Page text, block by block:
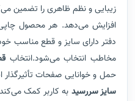
زیبایی و نظم ظاهری را تضمین
افزایش می‌دهد. هر محصول چاپی
دفتر دارای سایز و قطع مناسب
مخاطب انتخاب می‌شود.انتخاب
حمل و خوانایی صفحات
سایز سررسید به کاربر کمک